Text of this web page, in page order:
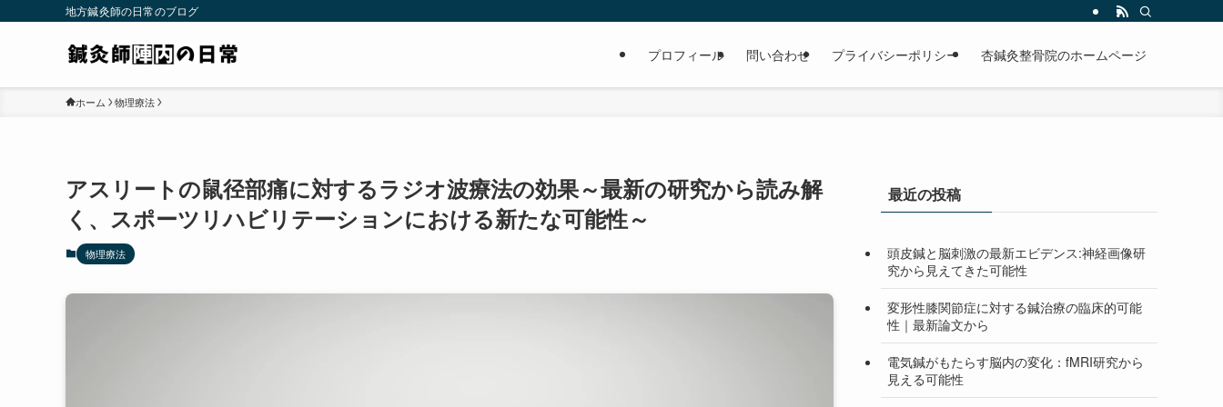
地方鍼灸師の日常のブログ
プロフィール 問い合わせ プライバシーポリシー 杏鍼灸整骨院のホームページ
ホーム 物理療法
アスリートの鼠径部痛に対するラジオ波療法の効果～最新の研究から読み解
く、スポーツリハビリテーションにおける新たな可能性～
物理療法
最近の投稿
頭皮鍼と脳刺激の最新エビデンス:神経画像研
究から見えてきた可能性
変形性膝関節症に対する鍼治療の臨床的可能
性｜最新論文から
電気鍼がもたらす脳内の変化：fMRI研究から
見える可能性